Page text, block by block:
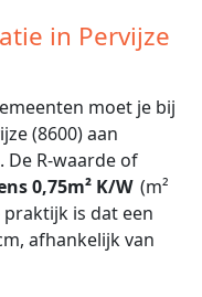
in Pervijze
moet je bij
(8600) aan
R-waarde of
0,75m² K/W (m²
is dat een
afhankelijk van